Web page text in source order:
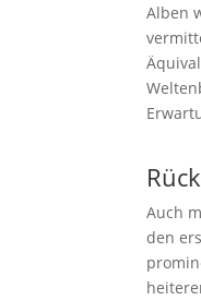
Alben
Auch
den